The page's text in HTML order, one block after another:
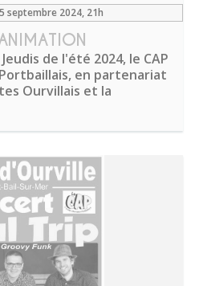
septembre 2024, 21h
de l'été 2024, le CAP
en partenariat
Ourvillais et la